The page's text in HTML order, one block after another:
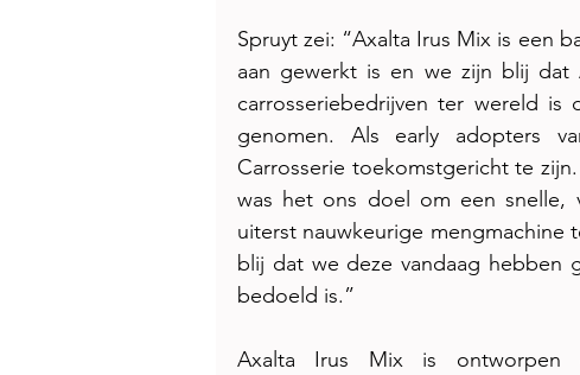
Spruyt zei: “Axalta Irus Mix is ​​een
aan gewerkt is en we zijn blij dat
carrosseriebedrijven ter wereld
genomen. Als early adopters
Carrosserie toekomstgericht te
was het ons doel om een ​​snelle,
uiterst nauwkeurige
blij dat we deze vandaag hebben
bedoeld is.”
Axalta Irus Mix is